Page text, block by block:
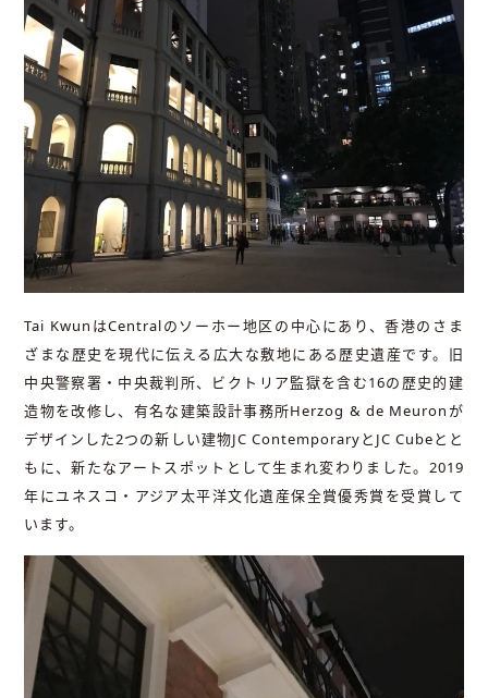
Tai KwunはCentralのソーホー地区の中心にあり、香港のさま
ざまな歴史を現代に伝える広大な敷地にある歴史遺産です。旧
中央警察署・中央裁判所、ビクトリア監獄を含む16の歴史的建
造物を改修し、有名な建築設計事務所Herzog & de Meuronが
デザインした2つの新しい建物JC ContemporaryとJC Cubeとと
もに、新たなアートスポットとして生まれ変わりました。2019
年にユネスコ・アジア太平洋文化遺産保全賞優秀賞を受賞して
います。